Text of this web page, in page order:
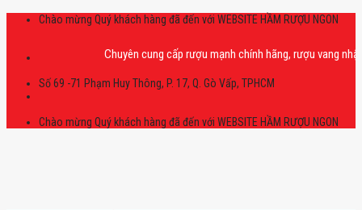
Skip
Chào mừng Quý khách hàng đã đến với WEBSITE HẦM RƯỢU NGON
Chuyên cung cấp rượu mạnh chính hãng, rượu vang nhập
Số 69 -71 Phạm Huy Thông, P. 17, Q. Gò Vấp, TPHCM
Chào mừng Quý khách hàng đã đến với WEBSITE HẦM RƯỢU NGON